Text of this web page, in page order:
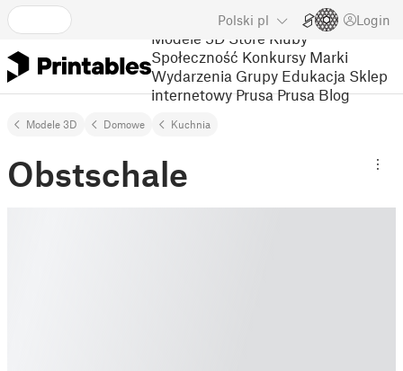
Polski pl Login
Modele 3D Store Kluby
Społeczność Konkursy Marki
Wydarzenia Grupy Edukacja Sklep
internetowy Prusa Prusa Blog
Modele 3D Domowe Kuchnia
Obstschale